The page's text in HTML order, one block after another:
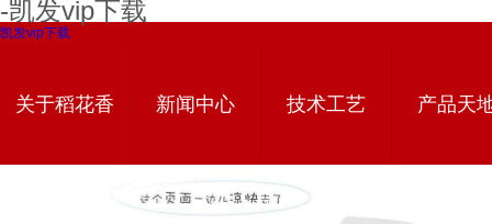
-凯发vip下载
凯发vip下载
关于稻花香 新闻中心 技术工艺 产品天